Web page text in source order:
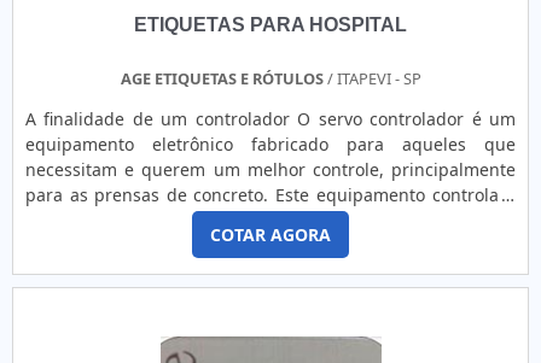
ETIQUETAS PARA HOSPITAL
AGE ETIQUETAS E RÓTULOS/ ITAPEVI - SP
A finalidade de um controlador O servo controlador é um
equipamento eletrônico fabricado para aqueles que
necessitam e querem um melhor controle, principalmente
para as prensas de concreto. Este equipamento controla a
carga ou deformação nos sentidos ascendente ou
descendente de um produto. Benefícios - Controle efetivo; -
Bom desempenho e tecnologia; - Melhor custo x benefício; -
COTAR AGORA